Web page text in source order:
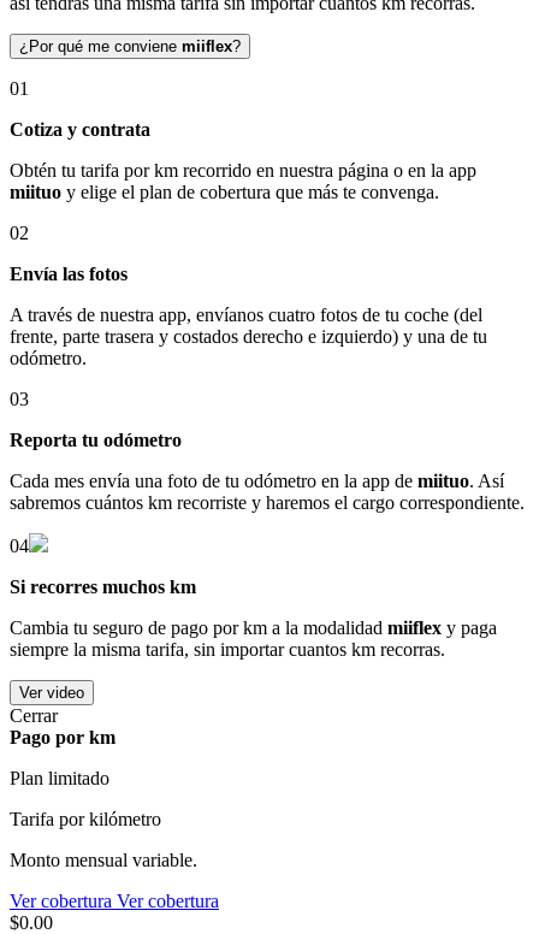
¿Por qué me conviene miiflex?
01
Cotiza y contrata
Obtén tu tarifa por km recorrido en nuestra página o en la app
miituo y elige el plan de cobertura que más te convenga.
02
Envía las fotos
A través de nuestra app, envíanos cuatro fotos de tu coche (del
frente, parte trasera y costados derecho e izquierdo) y una de tu
odómetro.
03
Reporta tu odómetro
Cada mes envía una foto de tu odómetro en la app de miituo. Así
sabremos cuántos km recorriste y haremos el cargo correspondiente.
04
Si recorres muchos km
Cambia tu seguro de pago por km a la modalidad miiflex y paga
siempre la misma tarifa, sin importar cuantos km recorras.
Ver video
Cerrar
Pago por km
Plan limitado
Tarifa por kilómetro
Monto mensual variable.
Ver cobertura Ver cobertura
$0.00